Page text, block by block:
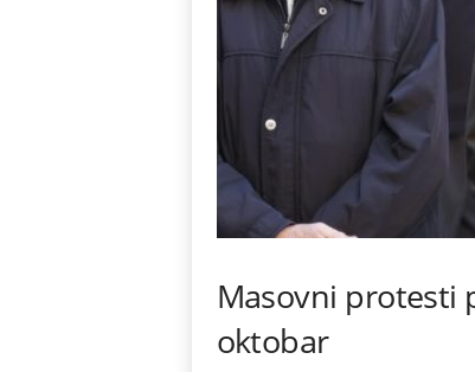
Masovni protesti
oktobar